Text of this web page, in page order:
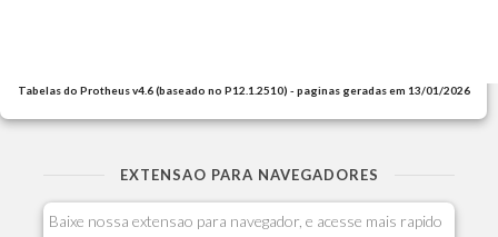
Tabelas do Protheus v4.6 (baseado no P12.1.2510) - paginas geradas em 13/01/2026
EXTENSAO PARA NAVEGADORES
Baixe nossa extensao para navegador, e acesse mais rapido